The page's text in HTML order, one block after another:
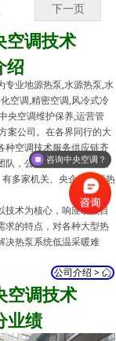
空调技术
业绩
空调技术
绍
专业地源热泵,水源热泵,水
空调,精密空调,风冷式冷
央空调维护保养,运营管
案公司。在各界同行的大
种空调技术服务供应链齐
队，公司拥有集中式中央
多家机关、央企等地源热
技术为核心，响应双碳目
求的特点，对各种大型热
决热泵系统低温采暖难
离心式空调,水冷螺杆式空
模块空调,多联机空
空调,机房精密空调,工业
空调,空气源热泵,组合式
,闭式冷却塔等各种空调
公司介绍 > ꀇ
下一页
咨询中央空调？